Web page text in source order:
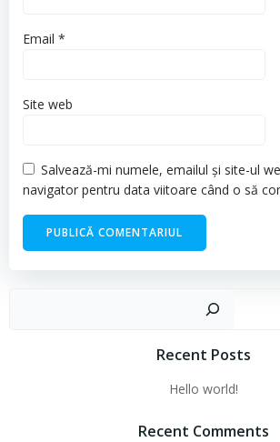
Email *
Site web
Salvează-mi numele, emailul și site-ul
navigator pentru data viitoare când o să
Recent Posts
Hello world!
Recent Comments